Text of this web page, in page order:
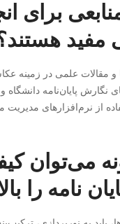
برای
مفید
و مقالات علمی در زمینه
پایان‌نامه دانشگاه
از نرم‌افزارهای مدیریت
می‌توان
نامه را